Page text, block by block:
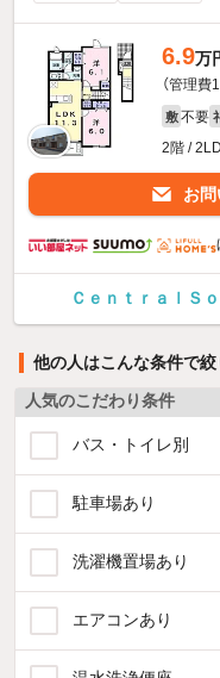
6.9万
（管理費
敷 不要
2階 /
お
ＣｅｎｔｒａｌＳ
他の人はこんな条件で絞
人気のこだわり条件
バス・トイレ別
駐車場あり
洗濯機置場あり
エアコンあり